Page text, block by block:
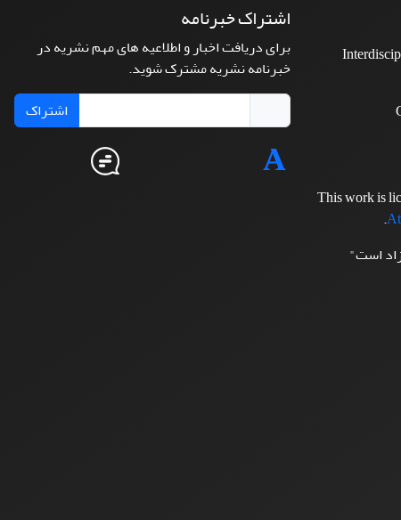
This work is
.
است"
اشتراک خبرنامه
برای دریافت اخبار و اطلاعیه های مهم نشریه در
خبرنامه نشریه مشترک شوید.
اشتراک